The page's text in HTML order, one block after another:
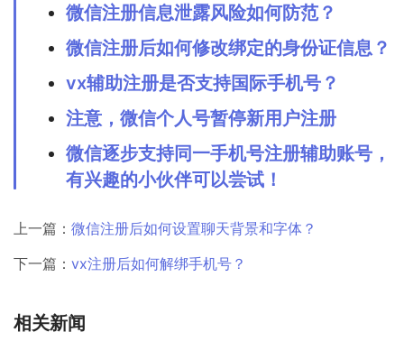
微信注册信息泄露风险如何防范？
微信注册后如何修改绑定的身份证信息？
vx辅助注册是否支持国际手机号？
注意，微信个人号暂停新用户注册
微信逐步支持同一手机号注册辅助账号，
有兴趣的小伙伴可以尝试！
上一篇： 微信注册后如何设置聊天背景和字体？
下一篇： vx注册后如何解绑手机号？
相关新闻